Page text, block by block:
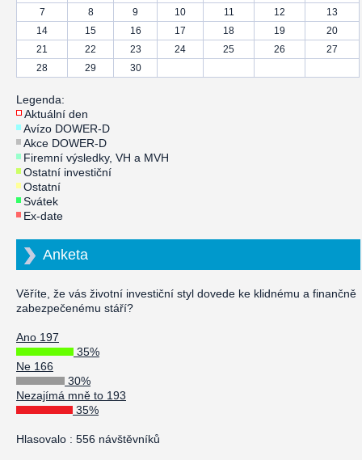
7
8 9 10 11 12
13
14
15 16 17 18 19
20
21
22 23 24 25 26
27
28
29 30
Legenda:
Aktuální den
Avízo DOWER-D
Akce DOWER-D
Firemní výsledky, VH a MVH
Ostatní investiční
Ostatní
Svátek
Ex-date
Anketa
Věříte, že vás životní investiční styl dovede ke klidnému a finančně
zabezpečenému stáří?
Ano 197
35%
Ne 166
30%
Nezajímá mně to 193
35%
Hlasovalo : 556 návštěvníků